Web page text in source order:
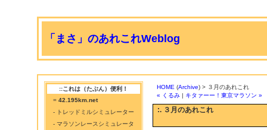
「まさ」のあれこれWeblog
::これは（たぶん）便利！
= 42.195km.net
- トレッドミルシミュレーター
- マラソンレースシミュレータ
HOME (Archive) > ３月のあれこれ
« くるみ | キタァーー！東京マラソン »
:. ３月のあれこれ